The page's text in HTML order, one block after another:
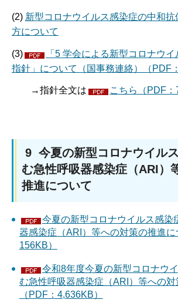
(2) 新型コロナウイルス感染症の中和
方について
(3)
「5 学会による新型コロナウ
指針」について（国事務連絡）（PDF
→指針全文は こちら（PDF：
9 今夏の新型コロナウイル
む急性呼吸器感染症（ARI）
推進について
今夏の新型コロナウイルス感染
器感染症（ARI）等への対策の推進に
156KB）
令和8年度今夏の新型コロナウ
む急性呼吸器感染症（ARI）等への対
（PDF：4,636KB）